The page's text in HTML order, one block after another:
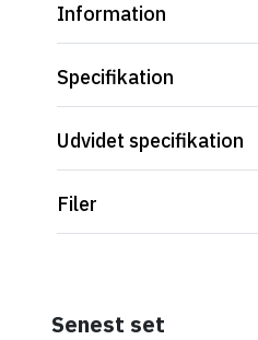
Information
Specifikation
Udvidet specifikation
Filer
Senest set